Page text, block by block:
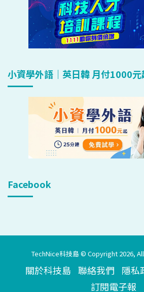
小資學外語｜英日韓 月付1000元
Facebook
TechNice科技島 © Copyright 2026,
關於科技島 聯絡我們 隱私
訂閱電子報